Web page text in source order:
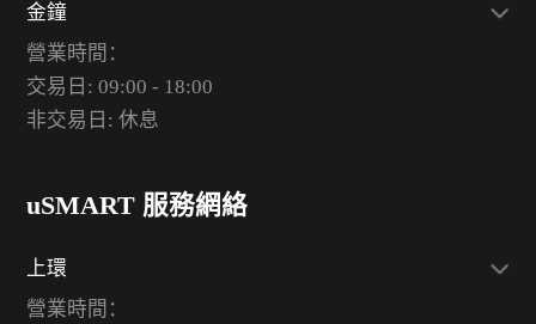
金鐘
營業時間：
交易日: 09:00 - 18:00
非交易日: 休息
uSMART 服務網絡
上環
營業時間：